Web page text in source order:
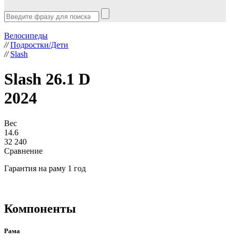
Велосипеды
// Подростки/Дети
// Slash
Slash 26.1 D
2024
Вес
14.6
32 240
Сравнение
Гарантия на раму 1 год
Компоненты
Рама